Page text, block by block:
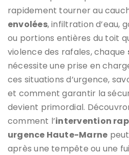
rapidement tourner au
envolées, infiltration d’eau,
ou portions entières du toit
violence des rafales, chaque
nécessite une prise en
ces situations d’urgence,
et comment garantir la
devient primordial.
comment l’intervention
urgence Haute-Marne
après une tempête ou une